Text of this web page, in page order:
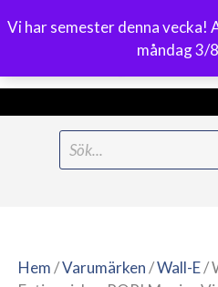
Vi har semester denna vecka!
måndag 3/
Meny
Hem/Varumärken/Wall-E/